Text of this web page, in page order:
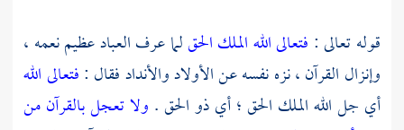
قوله تعالى : فتعالى الله الملك الحقلما عرف العباد عظيم نعمه ،
وإنزال القرآن ، نزه نفسه عن الأولاد والأنداد فقال :فتعالى الله
أي جل الله الملك الحق ؛ أي ذو الحق . ولا تعجل بالقرآن من